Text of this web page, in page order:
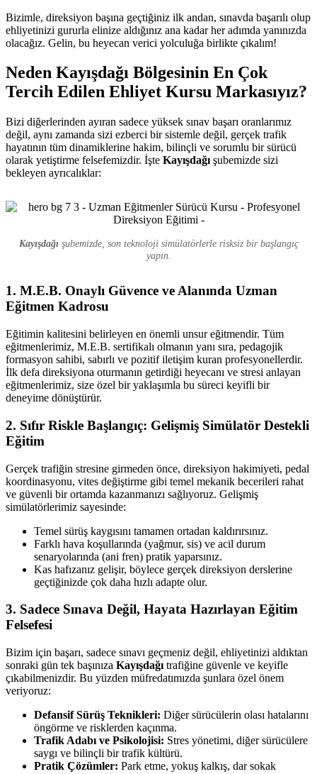
Bizimle, direksiyon başına geçtiğiniz ilk andan, sınavda başarılı olup
ehliyetinizi gururla elinize aldığınız ana kadar her adımda yanınızda
olacağız. Gelin, bu heyecan verici yolculuğa birlikte çıkalım!
Neden Kayışdağı Bölgesinin En Çok
Tercih Edilen Ehliyet Kursu Markasıyız?
Bizi diğerlerinden ayıran sadece yüksek sınav başarı oranlarımız
değil, aynı zamanda sizi ezberci bir sistemle değil, gerçek trafik
hayatının tüm dinamiklerine hakim, bilinçli ve sorumlu bir sürücü
olarak yetiştirme felsefemizdir. İşte Kayışdağı şubemizde sizi
bekleyen ayrıcalıklar:
Kayışdağışubemizde, son teknoloji simülatörlerle risksiz bir başlangıç
yapın.
1. M.E.B. Onaylı Güvence ve Alanında Uzman
Eğitmen Kadrosu
Eğitimin kalitesini belirleyen en önemli unsur eğitmendir. Tüm
eğitmenlerimiz, M.E.B. sertifikalı olmanın yanı sıra, pedagojik
formasyon sahibi, sabırlı ve pozitif iletişim kuran profesyonellerdir.
İlk defa direksiyona oturmanın getirdiği heyecanı ve stresi anlayan
eğitmenlerimiz, size özel bir yaklaşımla bu süreci keyifli bir
deneyime dönüştürür.
2. Sıfır Riskle Başlangıç: Gelişmiş Simülatör Destekli
Eğitim
Gerçek trafiğin stresine girmeden önce, direksiyon hakimiyeti, pedal
koordinasyonu, vites değiştirme gibi temel mekanik becerileri rahat
ve güvenli bir ortamda kazanmanızı sağlıyoruz. Gelişmiş
simülatörlerimiz sayesinde:
Temel sürüş kaygısını tamamen ortadan kaldırırsınız.
Farklı hava koşullarında (yağmur, sis) ve acil durum
senaryolarında (ani fren) pratik yaparsınız.
Kas hafızanız gelişir, böylece gerçek direksiyon derslerine
geçtiğinizde çok daha hızlı adapte olur.
3. Sadece Sınava Değil, Hayata Hazırlayan Eğitim
Felsefesi
Bizim için başarı, sadece sınavı geçmeniz değil, ehliyetinizi aldıktan
sonraki gün tek başınıza Kayışdağı trafiğine güvenle ve keyifle
çıkabilmenizdir. Bu yüzden müfredatımızda şunlara özel önem
veriyoruz:
Defansif Sürüş Teknikleri: Diğer sürücülerin olası hatalarını
öngörme ve risklerden kaçınma.
Trafik Adabı ve Psikolojisi: Stres yönetimi, diğer sürücülere
saygı ve bilinçli bir trafik kültürü.
Pratik Çözümler: Park etme, yokuş kalkış, dar sokak